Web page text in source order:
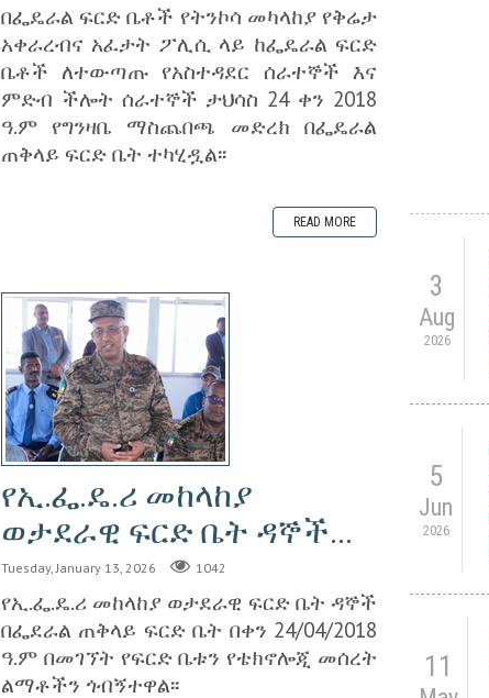
በፌዴራል ፍርድ ቤቶች የትንኮሳ መካላከያ የቅሬታ
አቀራረብና አፈታት ፖሊሲ ላይ ከፌዴራል ፍርድ
ቤቶች ለተውጣጡ የአስተዳደር ሰራተኞች እና
ምድብ ችሎት ሰራተኞች ታህሳስ 24 ቀን 2018
ዓ.ም የግንዛቤ ማስጨበጫ መድረክ በፌዴራል
ጠቅላይ ፍርድ ቤት ተካሂዷል፡፡
READ MORE
የኢ.ፌ.ዴ.ሪ መከላከያ
ወታደራዊ ፍርድ ቤት ዳኞች...
Tuesday, January 13, 2026 1042
የኢ.ፌ.ዴ.ሪ መከላከያ ወታደራዊ ፍርድ ቤት ዳኞች
በፌደራል ጠቅላይ ፍርድ ቤት በቀን 24/04/2018
ዓ.ም በመገኘት የፍርድ ቤቱን የቴክኖሎጂ መሰረት
ልማቶችን ጎብኝተዋል፡፡
3
Aug
2026
5
Jun
2026
11